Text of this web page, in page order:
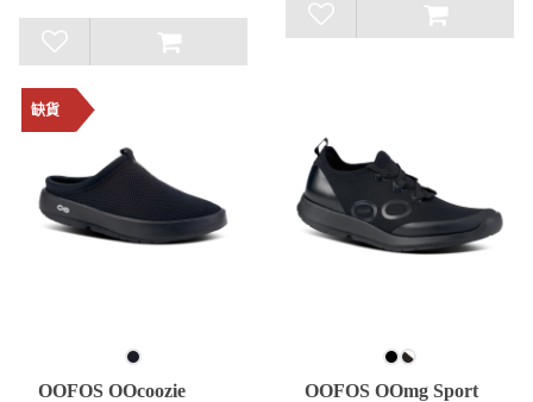
缺貨
OOFOS OOcoozie
OOFOS OOmg Sport